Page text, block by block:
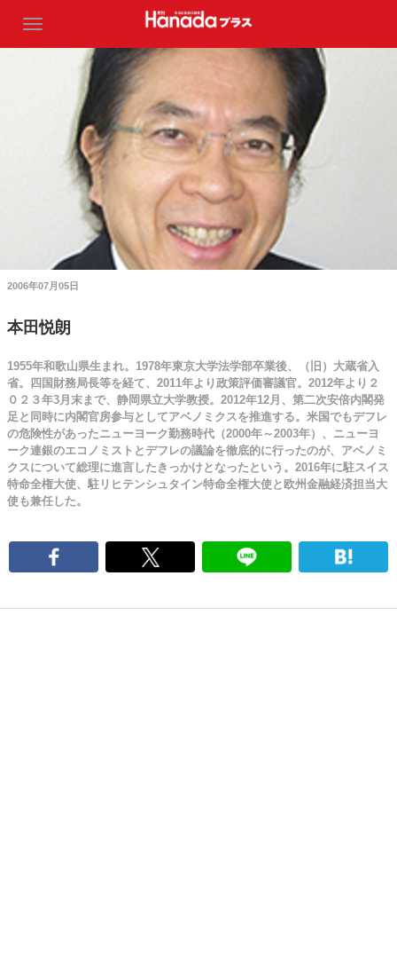
2006年07月05日
本田悦朗
1955年和歌山県生まれ。1978年東京大学法学部卒業後、（旧）大蔵省入
省。四国財務局長等を経て、2011年より政策評価審議官。2012年より２
０２３年3月末まで、静岡県立大学教授。2012年12月、第二次安倍内閣発
足と同時に内閣官房参与としてアベノミクスを推進する。米国でもデフレ
の危険性があったニューヨーク勤務時代（2000年～2003年）、ニューヨ
ーク連銀のエコノミストとデフレの議論を徹底的に行ったのが、アベノミ
クスについて総理に進言したきっかけとなったという。2016年に駐スイス
特命全権大使、駐リヒテンシュタイン特命全権大使と欧州金融経済担当大
使も兼任した。